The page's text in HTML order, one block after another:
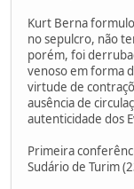
Kurt Berna
no sepulcro, não
porém, foi
venoso em forma
virtude de
ausência de
autenticidade dos
Primeira
Sudário de Turim